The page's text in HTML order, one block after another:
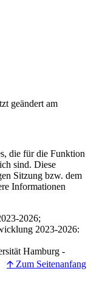
geändert am
die für die Funktion
sind. Diese
Sitzung bzw. dem
Informationen
2026;
2023-2026:
Hamburg -
🡩 Zum Seitenanfang